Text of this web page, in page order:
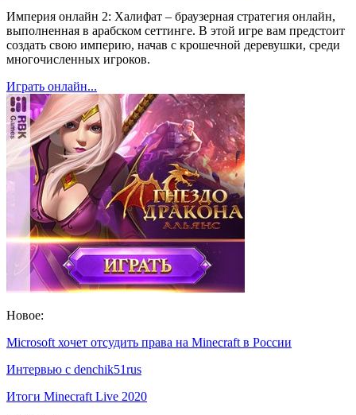
Империя онлайн 2: Халифат – браузерная стратегия онлайн,
выполненная в арабском сеттинге. В этой игре вам предстоит
создать свою империю, начав с крошечной деревушки, среди
многочисленных игроков.
Играть онлайн...
Новое:
Microsoft хочет отсудить права на Minecraft в России
Интервью с denchik51rus
Итоги Minecraft Live 2020